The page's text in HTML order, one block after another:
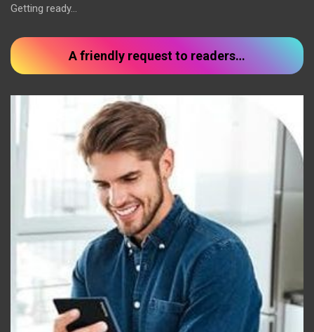
Getting ready...
A friendly request to readers…